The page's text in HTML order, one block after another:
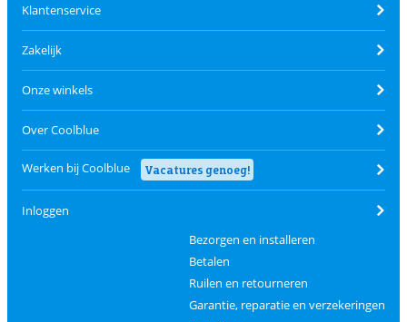
Klantenservice
Zakelijk
Onze winkels
Over Coolblue
Werken bij Coolblue Vacatures genoeg!
Inloggen
Bezorgen en installeren
Betalen
Ruilen en retourneren
Garantie, reparatie en verzekeringen